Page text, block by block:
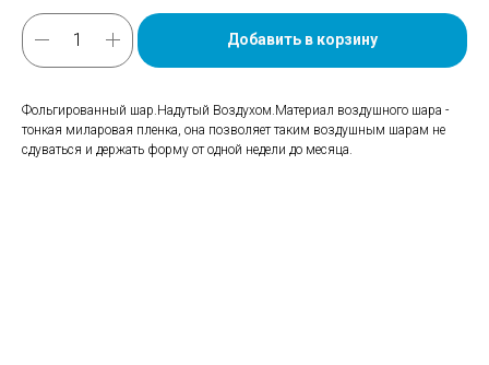
Добавить в корзину
Фольгированный шар.Надутый Воздухом.Материал воздушного шара -
тонкая миларовая пленка, она позволяет таким воздушным шарам не
сдуваться и держать форму от одной недели до месяца.